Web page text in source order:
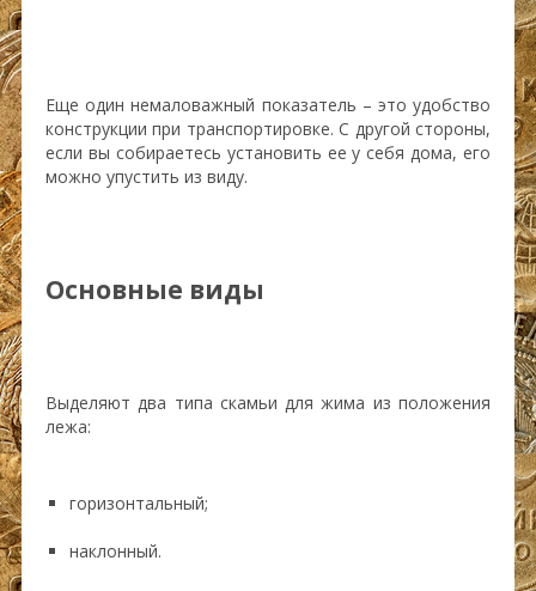
Еще один немаловажный показатель – это удобство
конструкции при транспортировке. С другой стороны,
если вы собираетесь установить ее у себя дома, его
можно упустить из виду.
Основные виды
Выделяют два типа скамьи для жима из положения
лежа:
горизонтальный;
наклонный.